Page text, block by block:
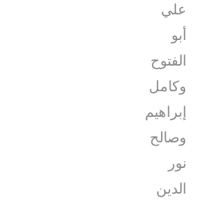
علي
أبو
الفتوح
وكامل
إبراهيم
وصالح
نور
الدين